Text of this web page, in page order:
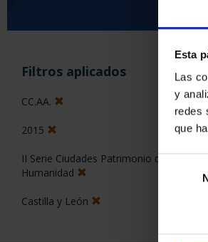
Esta
Las
y
redes
que
Selección
Filtros aplicados
CC.AA.
2015
II Serie Ciudades Patrimonio de la
Humanidad
Castilla y León